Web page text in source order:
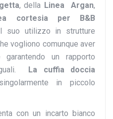
, della Linea Argan,
cortesia per B&B
suo utilizzo in strutture
vogliono comunque aver
un rapporto
La cuffia doccia
in piccolo
con un incarto bianco